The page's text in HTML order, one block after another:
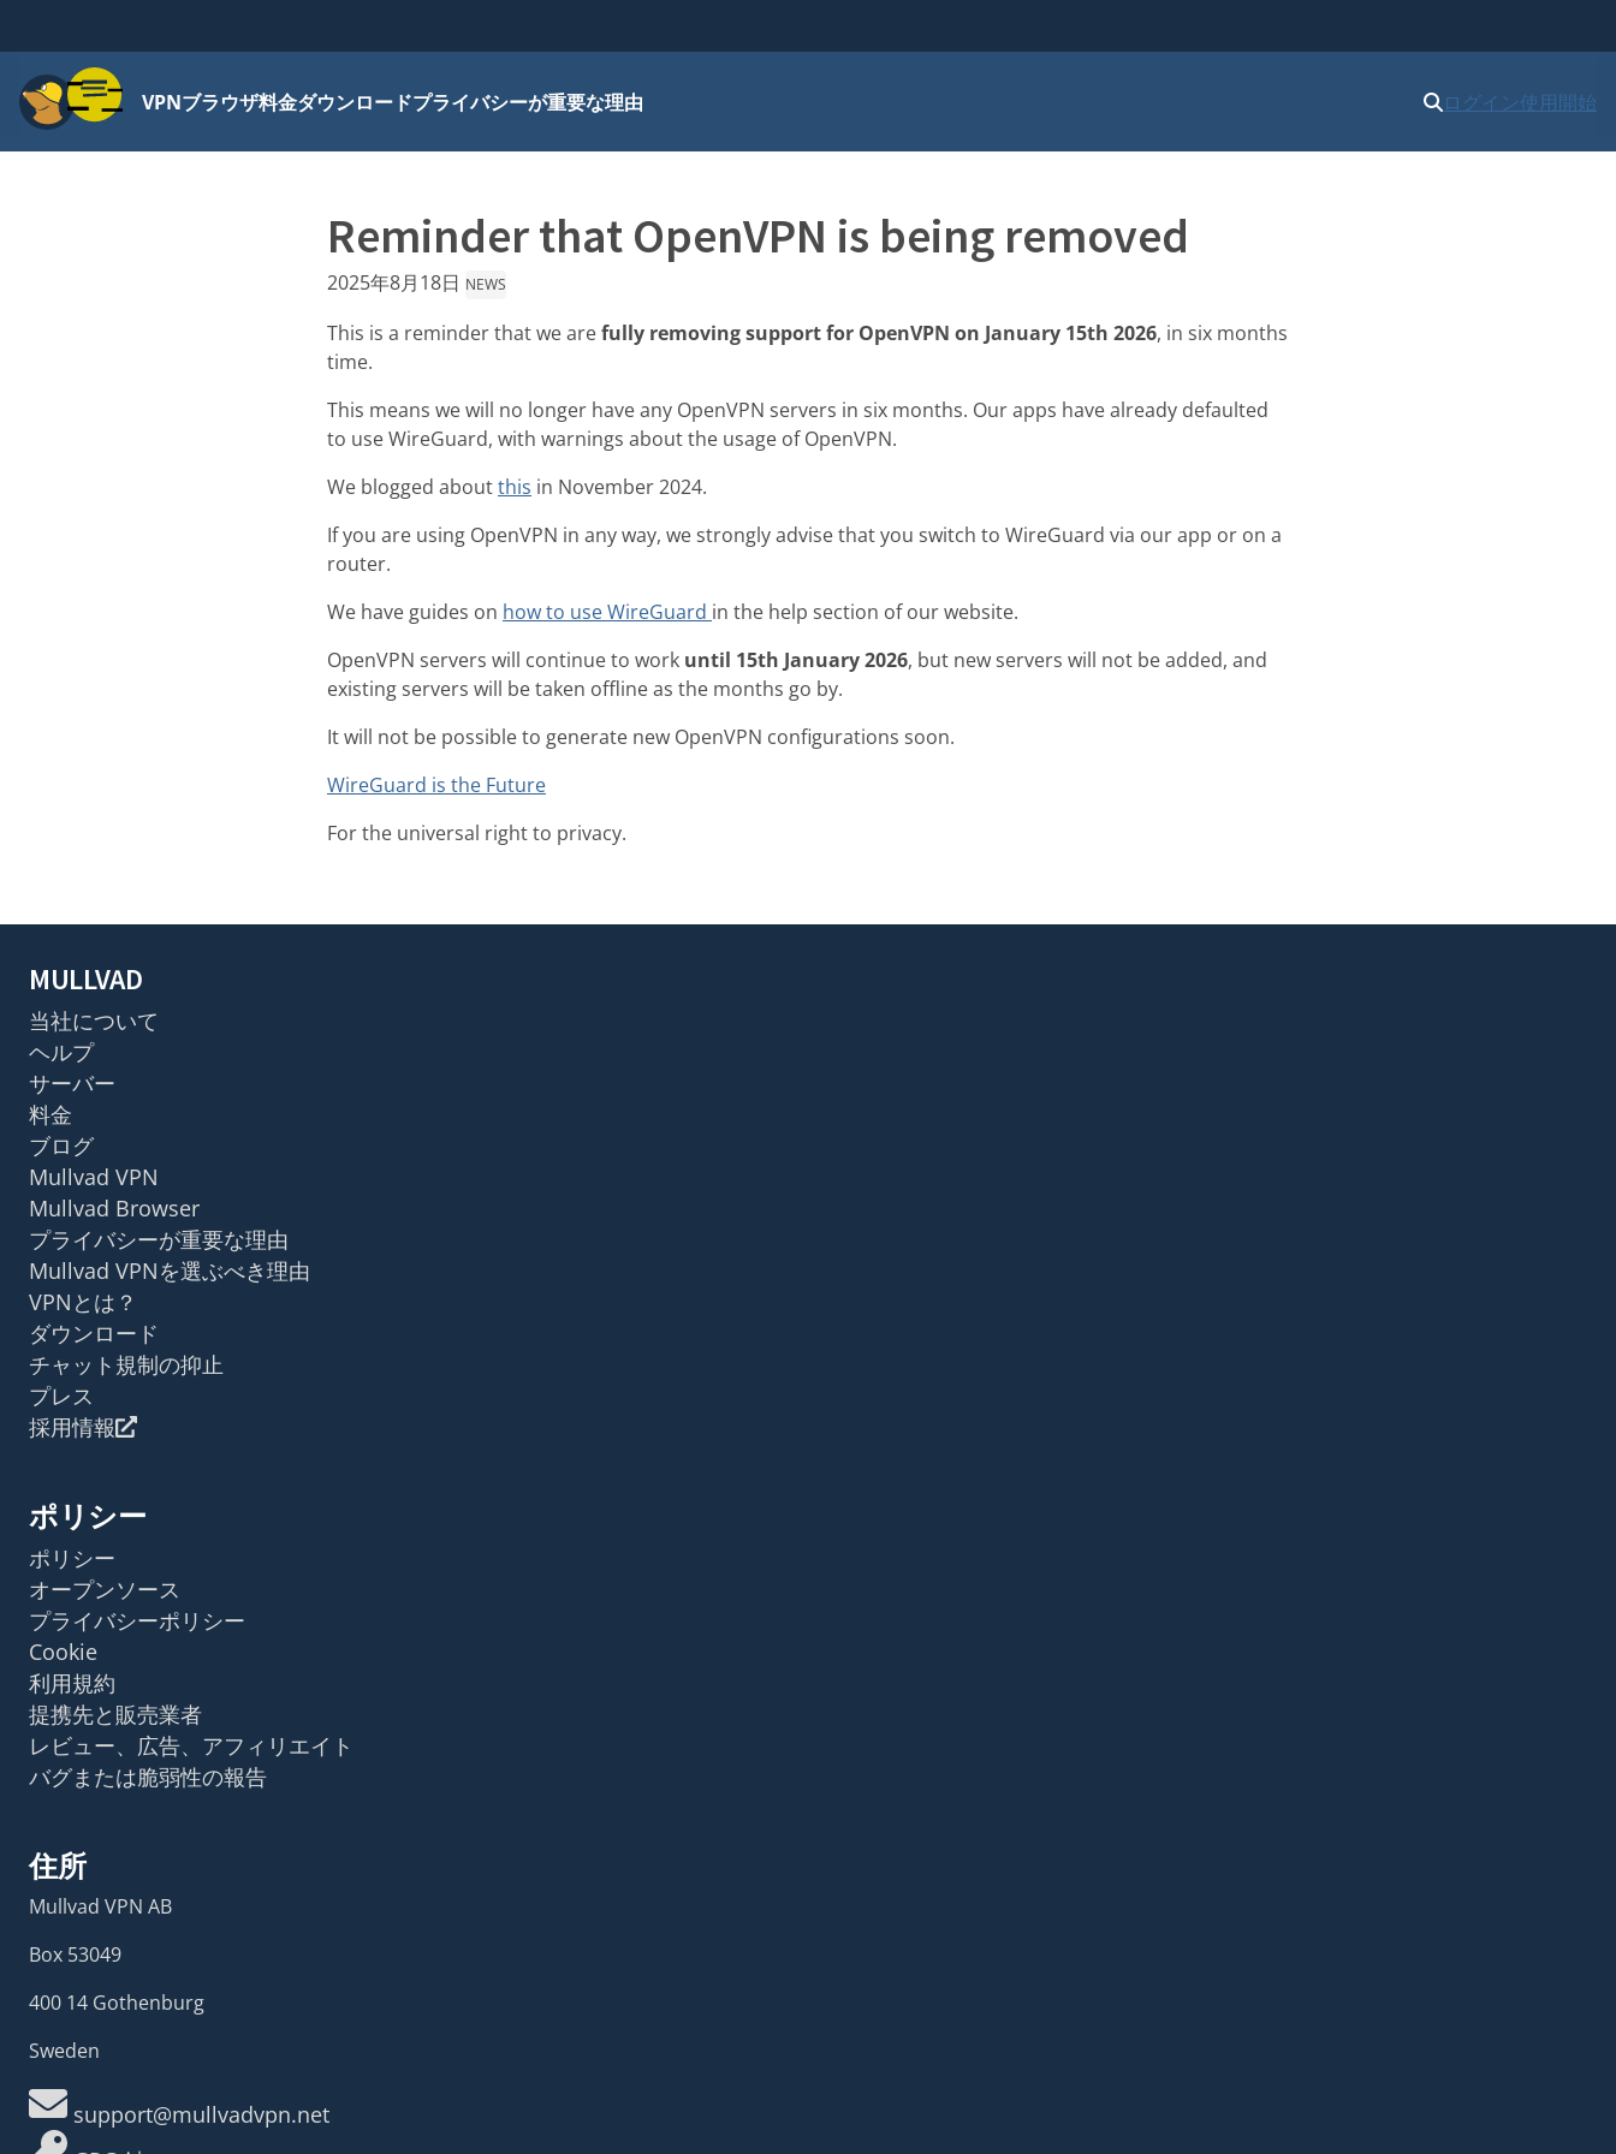
ニュー
VPNブラウザ料金ダウンロードプライバシーが重要な理由 ログイン使用開始
Reminder that OpenVPN is being removed
2025年8月18日 NEWS
This is a reminder that we arefully removing support for OpenVPN on January 15th 2026, in six months
time.
This means we will no longer have any OpenVPN servers in six months. Our apps have already defaulted
to use WireGuard, with warnings about the usage of OpenVPN.
We blogged aboutthis in November 2024.
If you are using OpenVPN in any way, we strongly advise that you switch to WireGuard via our app or on a
router.
We have guides on how to use WireGuard in the help section of our website.
OpenVPN servers will continue to work until 15th January 2026, but new servers will not be added, and
existing servers will be taken offline as the months go by.
It will not be possible to generate new OpenVPN configurations soon.
WireGuard is the Future
For the universal right to privacy.
MULLVAD
当社について
ヘルプ
サーバー
料金
ブログ
Mullvad VPN
Mullvad Browser
プライバシーが重要な理由
Mullvad VPNを選ぶべき理由
VPNとは？
ダウンロード
チャット規制の抑止
プレス
採用情報
ポリシー
ポリシー
オープンソース
プライバシーポリシー
Cookie
利用規約
提携先と販売業者
レビュー、広告、アフィリエイト
バグまたは脆弱性の報告
住所
Mullvad VPN AB
Box 53049
400 14 Gothenburg
Sweden
support@mullvadvpn.net